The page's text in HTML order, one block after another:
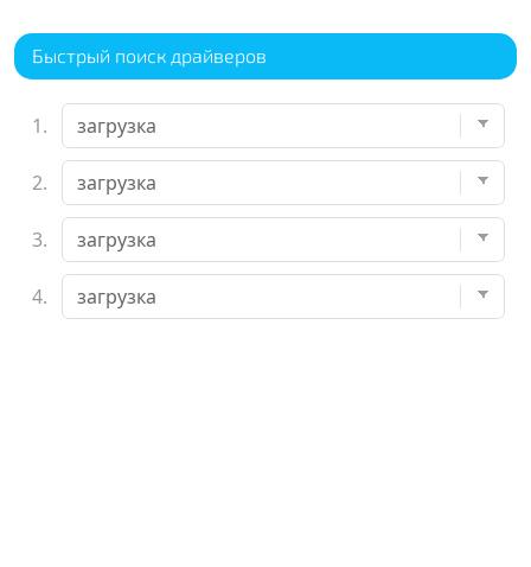
Быстрый поиск драйверов
1.
2.
3.
4.